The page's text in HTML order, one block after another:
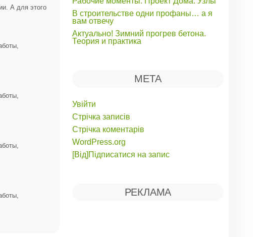
А для этого
В строительстве одни профаны… а я
вам отвечу
Актуально! Зимний прогрев бетона.
Теория и практика
МЕТА
Увійти
Стрічка записів
Стрічка коментарів
WordPress.org
[Від]Підписатися на запис
РЕКЛАМА